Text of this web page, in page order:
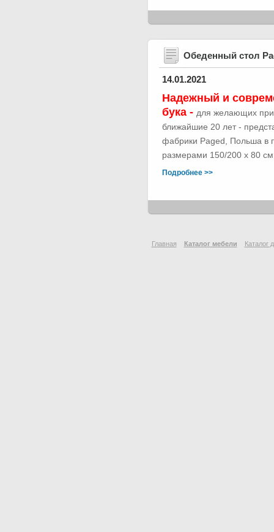
Обеденный стол
14.01.2021
Надежный и
бука - для желающих
ближайшие 20 лет -
фабрики Paged, Польша в
размерами 150/200 х 80
Подробнее >>
Главная Каталог мебели Каталог